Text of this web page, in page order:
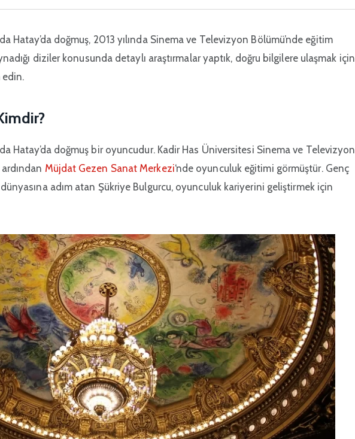
Hatay’da doğmuş, 2013 yılında Sinema ve Televizyon Bölümü’nde eğitim
diziler konusunda detaylı araştırmalar yaptık, doğru bilgilere ulaşmak için
edin.
Hatay’da doğmuş bir oyuncudur. Kadir Has Üniversitesi Sinema ve Televizyon
Müjdat Gezen Sanat Merkezi‘nde oyunculuk eğitimi görmüştür. Genç
adım atan Şükriye Bulgurcu, oyunculuk kariyerini geliştirmek için